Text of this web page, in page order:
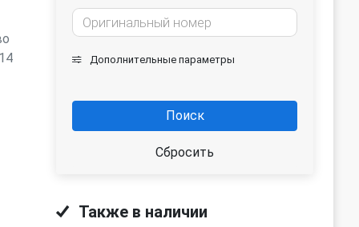
Дополнительные параметры
Поиск
Сбросить
Также в наличии